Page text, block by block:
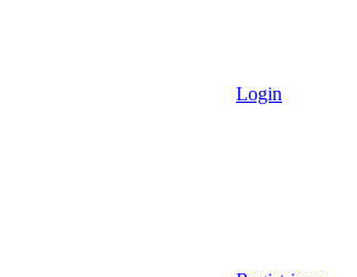
Login